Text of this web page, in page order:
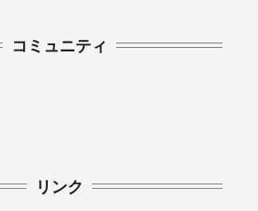
コミュニティ
リンク